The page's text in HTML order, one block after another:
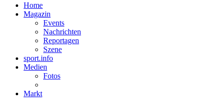
Home
Magazin
Events
Nachrichten
Reportagen
Szene
sport.info
Medien
Fotos
Markt